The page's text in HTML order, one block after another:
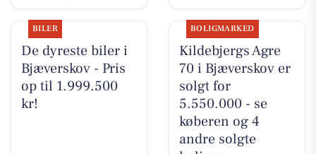
BILER
De dyreste biler i
Bjæverskov - Pris
op til 1.999.500
kr!
BOLIGMARKED
Kildebjergs Agre
70 i Bjæverskov er
solgt for
5.550.000 - se
køberen og 4
andre solgte